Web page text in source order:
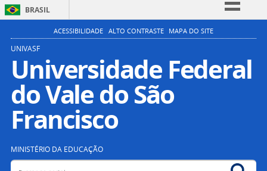
BRASIL
Simplifique!
Participe
Acesso à informação
Legislação
ACESSIBILIDADE ALTO CONTRASTE MAPA DO SITE
UNIVASF
Universidade Federal
do Vale do São
Francisco
MINISTÉRIO DA EDUCAÇÃO
Buscar no portal